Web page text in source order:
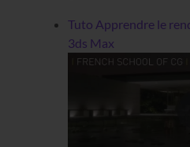
Tuto Apprendre le
3ds Max